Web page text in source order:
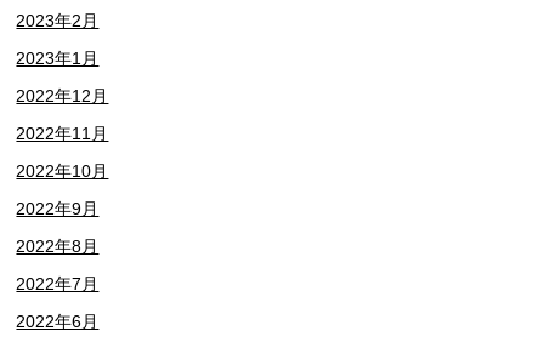
2023年2月
2023年1月
2022年12月
2022年11月
2022年10月
2022年9月
2022年8月
2022年7月
2022年6月